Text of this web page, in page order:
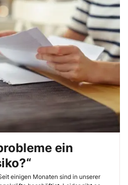
ein
einigen Monaten sind in unserer